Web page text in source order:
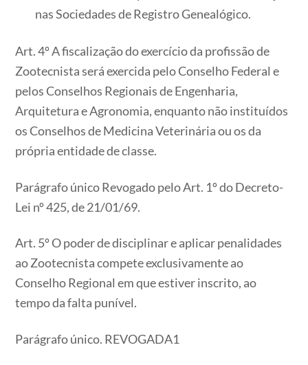
nas Sociedades de Registro Genealógico.
Art. 4º A fiscalização do exercício da profissão de
Zootecnista será exercida pelo Conselho Federal e
pelos Conselhos Regionais de Engenharia,
Arquitetura e Agronomia, enquanto não instituídos
os Conselhos de Medicina Veterinária ou os da
própria entidade de classe.
Parágrafo único Revogado pelo Art. 1º do Decreto-
Lei nº 425, de 21/01/69.
Art. 5º O poder de disciplinar e aplicar penalidades
ao Zootecnista compete exclusivamente ao
Conselho Regional em que estiver inscrito, ao
tempo da falta punível.
Parágrafo único. REVOGADA1